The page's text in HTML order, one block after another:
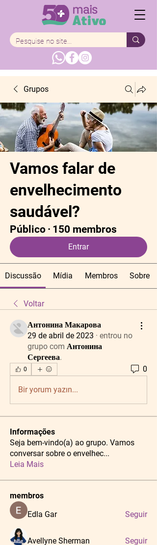
Grupos
Vamos falar de
envelhecimento
saudável?
Público · 150 membros
Entrar
Discussão Mídia Membros Sobre
Voltar
Антонина Макарова
29 de abril de 2023 · entrou no
grupo com Антонина
Сергеева.
0 0
Bir yorum yazın...
Informações
Seja bem-vindo(a) ao grupo. Vamos
conversar sobre o envelhec...
Leia Mais
membros
Edla Gar
Seguir
Avellyne Sherman Seguir